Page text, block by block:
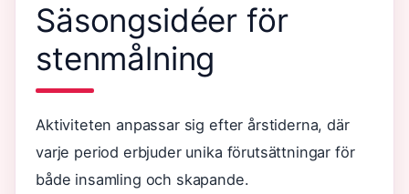
Säsongsidéer för
stenmålning
Aktiviteten anpassar sig efter årstiderna, där
varje period erbjuder unika förutsättningar för
både insamling och skapande.